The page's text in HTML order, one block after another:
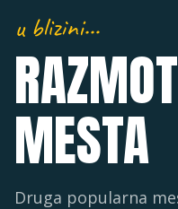
u blizini…
MESTA
Druga popularna